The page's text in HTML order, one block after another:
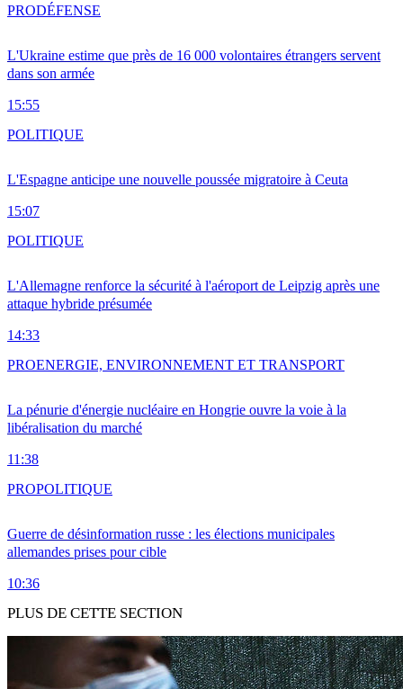
L'Ukraine estime que près de 16 000 volontaires étrangers servent
dans son armée
15:55
PRODÉFENSE
L'Espagne anticipe une nouvelle poussée migratoire à Ceuta
15:07
POLITIQUE
L'Allemagne renforce la sécurité à l'aéroport de Leipzig après une
attaque hybride présumée
14:33
POLITIQUE
La pénurie d'énergie nucléaire en Hongrie ouvre la voie à la
libéralisation du marché
11:38
PROENERGIE, ENVIRONNEMENT ET TRANSPORT
Guerre de désinformation russe : les élections municipales
allemandes prises pour cible
10:36
PROPOLITIQUE
PLUS DE CETTE SECTION